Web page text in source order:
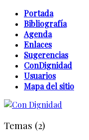
Portada
Bibliografía
Agenda
Enlaces
Sugerencias
ConDignidad
Usuarios
Mapa del sitio
Temas (2)